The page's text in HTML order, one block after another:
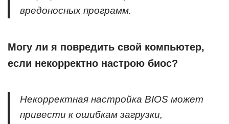
вредоносных программ.
Могу ли я повредить свой компьютер,
если некорректно настрою биос?
Некорректная настройка BIOS может
привести к ошибкам загрузки,